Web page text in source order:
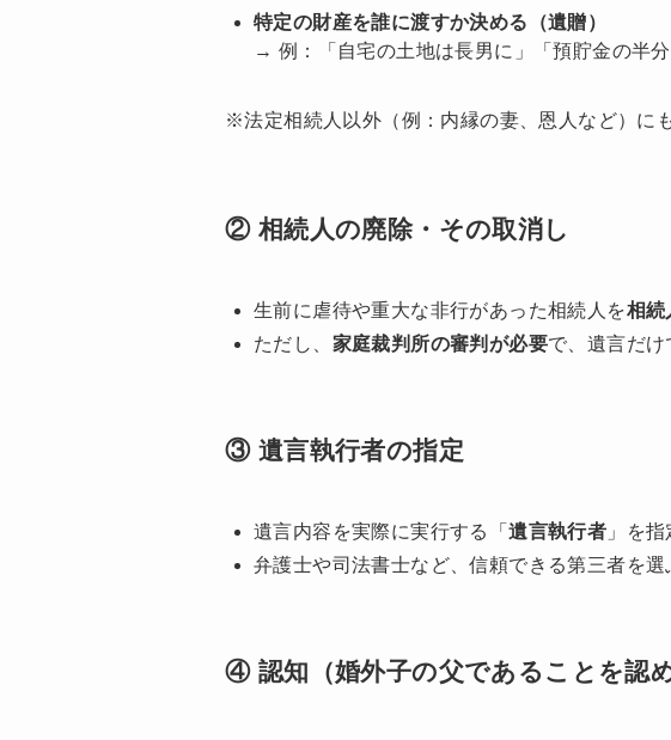
特定の財産を誰に渡すか決める（遺贈）
→ 例：「自宅の土地は長男に」「預貯金の半分
※法定相続人以外（例：内縁の妻、恩人など）に
② 相続人の廃除・その取消し
生前に虐待や重大な非行があった相続人を相続
ただし、 家庭裁判所の審判が必要で、遺言だけ
③ 遺言執行者の指定
遺言内容を実際に実行する「遺言執行者 」を指
弁護士や司法書士など、信頼できる第三者を選
④ 認知（婚外子の父であることを認め